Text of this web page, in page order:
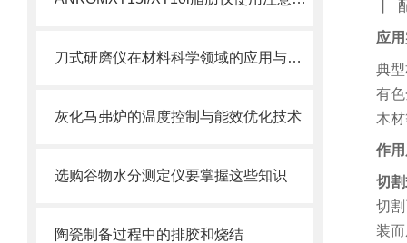
刀式研磨仪在材料科学领域的应用与未来发展
灰化马弗炉的温度控制与能效优化技术
选购谷物水分测定仪要掌握这些知识
陶瓷制备过程中的排胶和烧结
应
典
有
木
作
切
切
装